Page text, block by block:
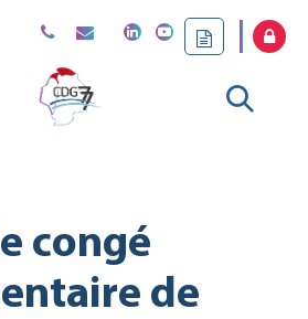
Aller
congé
de